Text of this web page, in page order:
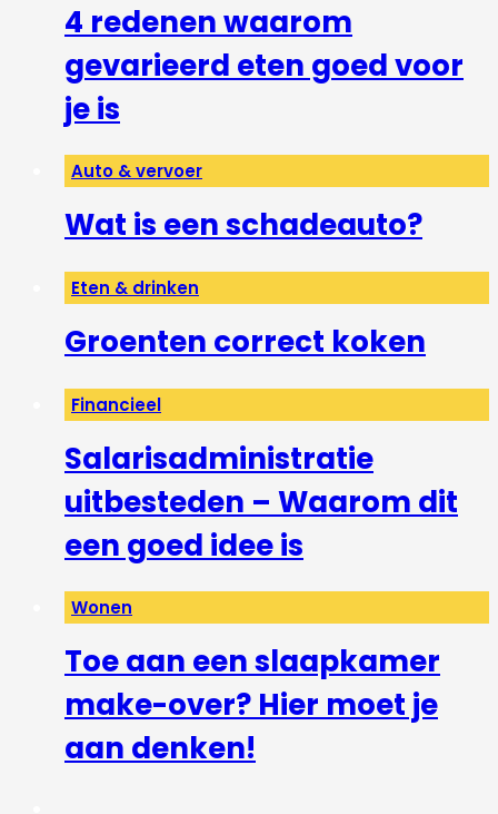
4 redenen waarom
gevarieerd eten goed voor
je is
Auto & vervoer
Wat is een schadeauto?
Eten & drinken
Groenten correct koken
Financieel
Salarisadministratie
uitbesteden – Waarom dit
een goed idee is
Wonen
Toe aan een slaapkamer
make-over? Hier moet je
aan denken!